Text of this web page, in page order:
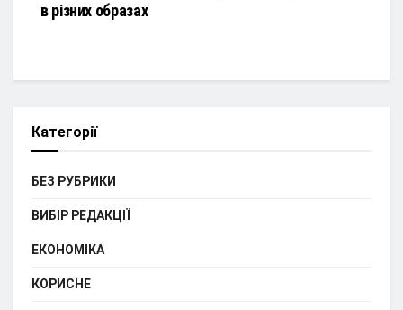
в різних образах
Категорії
БЕЗ РУБРИКИ
ВИБІР РЕДАКЦІЇ
ЕКОНОМІКА
КОРИСНЕ